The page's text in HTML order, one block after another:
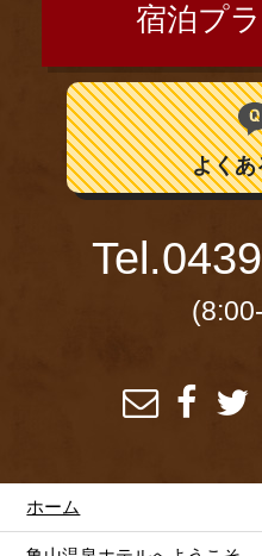
宿泊プ
よくあ
Tel.
ホーム